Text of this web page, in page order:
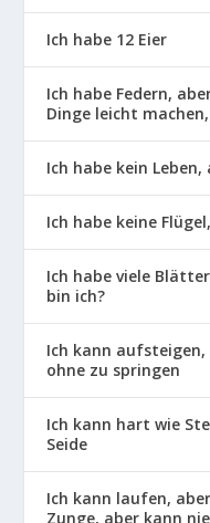
Ich habe 12 Eier
Ich habe Federn,
Dinge leicht
Ich habe kein
Ich habe keine
Ich habe viele
bin ich?
Ich kann
ohne zu springen
Ich kann hart wie
Seide
Ich kann laufen,
Zunge, aber kann